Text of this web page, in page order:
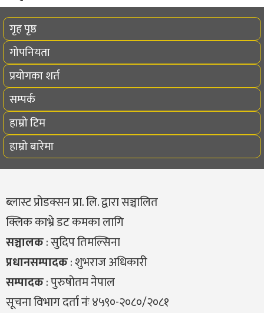
गृह पृष्ठ
गोपनियता
प्रयोगका शर्त
सम्पर्क
हाम्रो टिम
हाम्रो बारेमा
ब्लास्ट प्रोडक्सन प्रा. लि. द्वारा सञ्चालित
क्लिक काभ्रे डट कमका लागि
सञ्चालक: सुदिप तिमल्सिना
प्रधानसम्पादक: शुभराज अधिकारी
सम्पादक: पुरुषोतम नेपाल
सूचना विभाग दर्ता नंः ४५९०-२०८०/२०८१